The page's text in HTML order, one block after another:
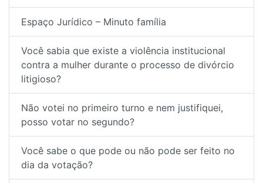
Espaço Jurídico – Minuto família
Você sabia que existe a violência institucional
contra a mulher durante o processo de divórcio
litigioso?
Não votei no primeiro turno e nem justifiquei,
posso votar no segundo?
Você sabe o que pode ou não pode ser feito no
dia da votação?